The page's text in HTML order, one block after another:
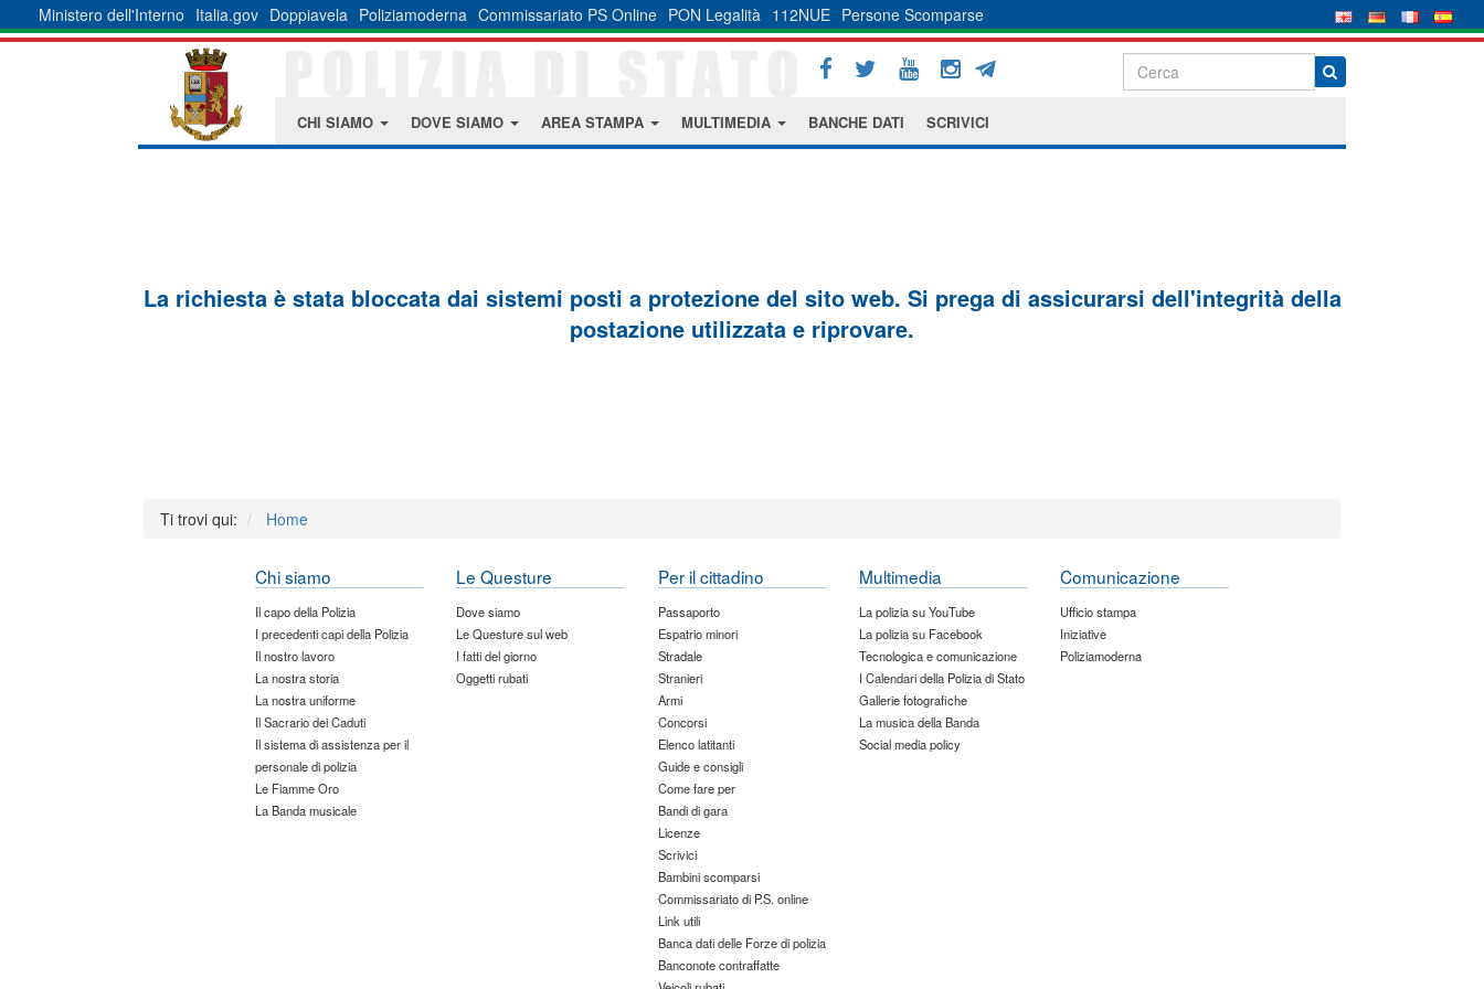
Ministero dell'Interno Italia.gov Doppiavela Poliziamoderna Commissariato PS Online PON Legalità 112NUE Persone Scomparse
CHI SIAMO DOVE SIAMO AREA STAMPA MULTIMEDIA BANCHE DATI SCRIVICI
La richiesta è stata bloccata dai sistemi posti a protezione del sito web. Si prega di assicurarsi dell'integrità della
postazione utilizzata e riprovare.
Ti trovi qui: Home
Chi siamo
Il capo della Polizia
I precedenti capi della Polizia
Il nostro lavoro
La nostra storia
La nostra uniforme
Il Sacrario dei Caduti
Il sistema di assistenza per il
personale di polizia
Le Fiamme Oro
La Banda musicale
Le Questure
Dove siamo
Le Questure sul web
I fatti del giorno
Oggetti rubati
Per il cittadino
Passaporto
Espatrio minori
Stradale
Stranieri
Armi
Concorsi
Elenco latitanti
Guide e consigli
Come fare per
Bandi di gara
Licenze
Scrivici
Bambini scomparsi
Commissariato di P.S. online
Link utili
Banca dati delle Forze di polizia
Banconote contraffatte
Multimedia
La polizia su YouTube
La polizia su Facebook
Tecnologica e comunicazione
I Calendari della Polizia di Stato
Gallerie fotografiche
La musica della Banda
Social media policy
Comunicazione
Ufficio stampa
Iniziative
Poliziamoderna